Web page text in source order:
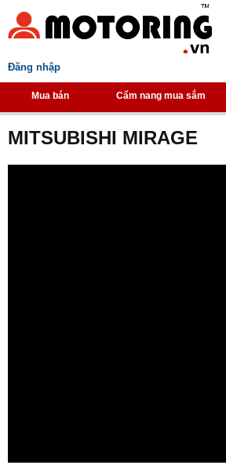
Đăng nhập
Mua bán Cẩm nang mua sắm
MITSUBISHI MIRAGE